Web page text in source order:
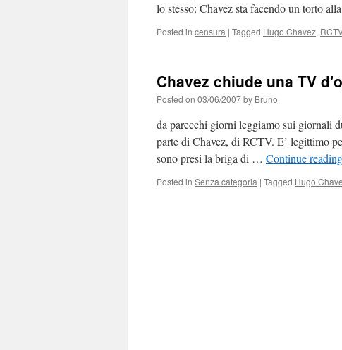
lo stesso: Chavez sta facendo un torto
Posted in censura | Tagged Hugo Chavez, RCTV
Chavez chiude una TV
Posted on 03/06/2007by Bruno
da parecchi giorni leggiamo sui giornali
parte di Chavez, di RCTV. E’ legittimo
sono presi la briga di … Continue reading
Posted in Senza categoria | Tagged Hugo